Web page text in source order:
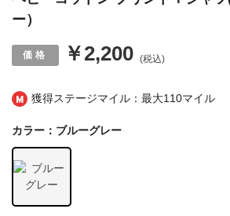
獲得ステージマイル：最大110マイル
ー）
￥2,200 (税込)
カラー：ブルーグレー